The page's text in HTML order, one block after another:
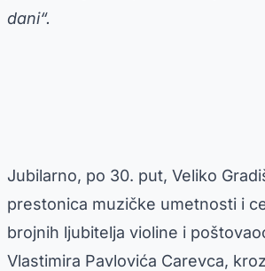
dani“.
Jubilarno, po 30. put, Veliko
prestonica muzičke umetnosti i
brojnih ljubitelja violine i
Vlastimira Pavlovića Carevca,